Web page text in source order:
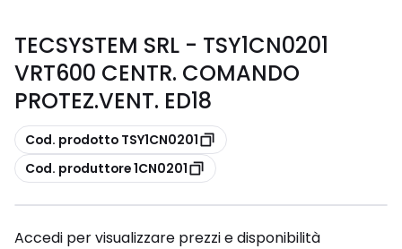
TECSYSTEM SRL - TSY1CN0201
VRT600 CENTR. COMANDO
PROTEZ.VENT. ED18
copia
Cod. prodotto TSY1CN0201
copia
Cod. produttore 1CN0201
Accedi per visualizzare prezzi e disponibilità